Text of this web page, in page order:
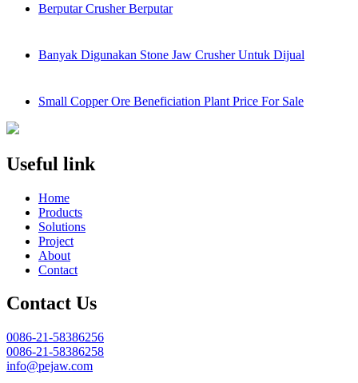
Berputar Crusher Berputar
Banyak Digunakan Stone Jaw Crusher Untuk Dijual
Small Copper Ore Beneficiation Plant Price For Sale
Useful link
Home
Products
Solutions
Project
About
Contact
Contact Us
0086-21-58386256
0086-21-58386258
info@pejaw.com